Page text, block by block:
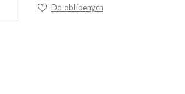
Do oblíbených